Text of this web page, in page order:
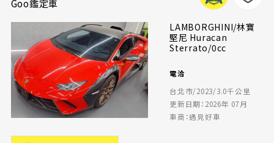
Goo鑑定車
LAMBORGHINI/林寶
堅尼 Huracan
Sterrato/0cc
電洽
台北市/2023/3.0千公里
更新日期：2026年 07月
車商：遇見好車